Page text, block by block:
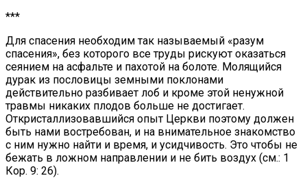
***
Для спасения необходим так называемый «разум
спасения», без которого все труды рискуют оказаться
сеянием на асфальте и пахотой на болоте. Молящийся
дурак из пословицы земными поклонами
действительно разбивает лоб и кроме этой ненужной
травмы никаких плодов больше не достигает.
Откристаллизовавшийся опыт Церкви поэтому должен
быть нами востребован, и на внимательное знакомство
с ним нужно найти и время, и усидчивость. Это чтобы не
бежать в ложном направлении и не бить воздух (см.: 1
Кор. 9: 26).